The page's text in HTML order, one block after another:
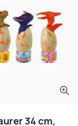
34 cm,